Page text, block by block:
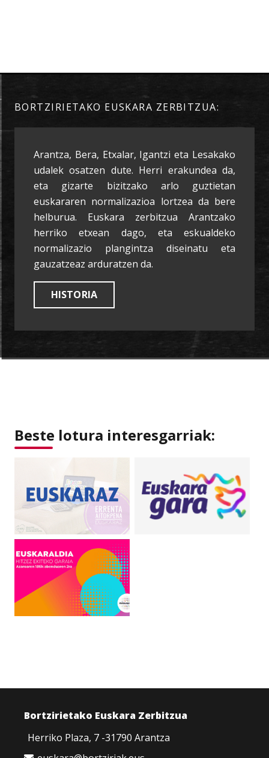
BORTZIRIETAKO EUSKARA ZERBITZUA:
Arantza, Bera, Etxalar, Igantzi eta Lesakako
udalek osatzen dute. Herri erakundea da,
eta gizarte bizitzako arlo guztietan
euskararen normalizazioa lortzea da bere
helburua. Euskara zerbitzua Arantzako
herriko etxean dago, eta eskualdeko
normalizazio plangintza diseinatu eta
gauzatzeaz arduratzen da.
HISTORIA
Beste lotura interesgarriak:
Bortzirietako Euskara Zerbitzua
Herriko Plaza, 7 -31790 Arantza